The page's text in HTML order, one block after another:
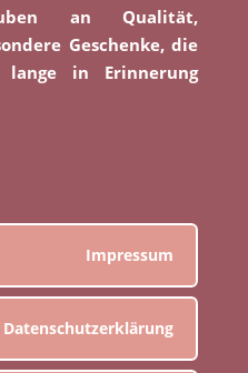
an Qualität,
Geschenke, die
in Erinnerung
Impressum
Datenschutzerklärung